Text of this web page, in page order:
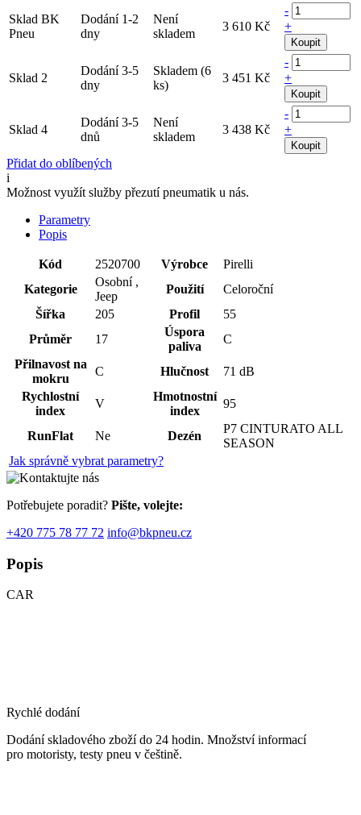
Sklad BK
Pneu
Dodání 1-2
dny
Není
skladem
3 610 Kč
-
+
Koupit
Sklad 2
Dodání 3-5
dny
Skladem (6
ks)
3 451 Kč
-
+
Koupit
Sklad 4
Dodání 3-5
dnů
Není
skladem
3 438 Kč
-
+
Koupit
Přidat do oblíbených
i
Možnost využít služby přezutí pneumatik u nás.
Parametry
Popis
Kód 2520700 Výrobce
Pirelli
Kategorie
Osobní ,
Jeep
Použití
Celoroční
Šířka
205 Profil
55
Průměr
17
Úspora
paliva
C
Přilnavost na
mokru
C Hlučnost
71 dB
Rychlostní
index
V
Hmotnostní
index
95
RunFlat Ne Dezén
P7 CINTURATO ALL
SEASON
Jak správně vybrat parametry?
Potřebujete poradit? Pište, volejte:
+420 775 78 77 72 info@bkpneu.cz
Popis
CAR
Rychlé dodání
Dodání skladového zboží do 24 hodin. Množství informací
pro motoristy, testy pneu v češtině.